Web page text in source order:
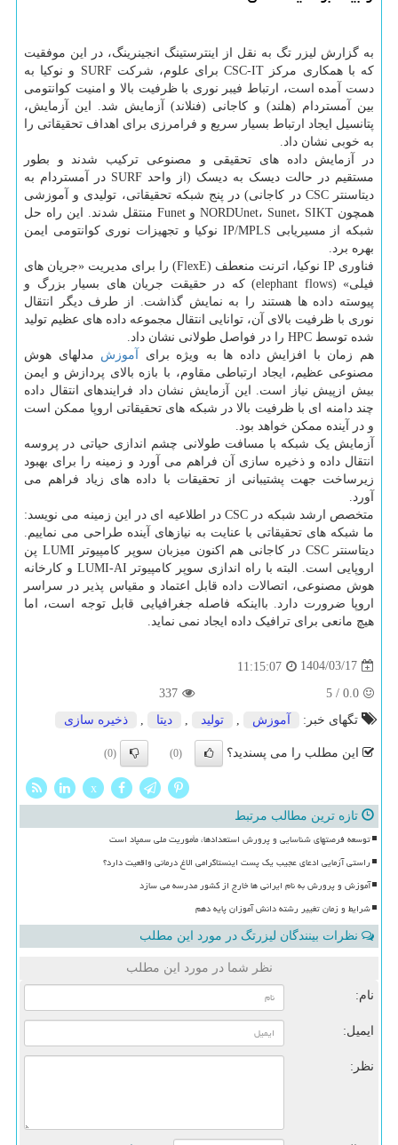
به گزارش لیزر تگ به نقل از اینترستینگ انجینرینگ، در این موفقیت
که با همکاری مرکز CSC-IT برای علوم، شرکت SURF و نوکیا به
دست آمده است، ارتباط فیبر نوری با ظرفیت بالا و امنیت کوانتومی
بین آمستردام (هلند) و کاجانی (فنلاند) آزمایش شد. این آزمایش،
پتانسیل ایجاد ارتباط بسیار سریع و فرامرزی برای اهداف تحقیقاتی را
به خوبی نشان داد.
در آزمایش داده های تحقیقی و مصنوعی ترکیب شدند و بطور
مستقیم در حالت دیسک به دیسک (از واحد SURF در آمستردام به
دیتاسنتر CSC در کاجانی) در پنج شبکه تحقیقاتی، تولیدی و آموزشی
همچون NORDUnet، Sunet، SIKT و Funet منتقل شدند. این راه حل
شبکه از مسیریابی IP/MPLS نوکیا و تجهیزات نوری کوانتومی ایمن
بهره برد.
فناوری IP نوکیا، اترنت منعطف (FlexE) را برای مدیریت «جریان های
فیلی» (elephant flows) که در حقیقت جریان های بسیار بزرگ و
پیوسته داده ها هستند را به نمایش گذاشت. از طرف دیگر انتقال
نوری با ظرفیت بالای آن، توانایی انتقال مجموعه داده های عظیم تولید
شده توسط HPC را در فواصل طولانی نشان داد.
هم زمان با افزایش داده ها به ویژه برای
آموزش مدلهای هوش
مصنوعی عظیم، ایجاد ارتباطی مقاوم، با بازه بالای پردازش و ایمن
بیش ازپیش نیاز است. این آزمایش نشان داد فرایندهای انتقال داده
چند دامنه ای با ظرفیت بالا در شبکه های تحقیقاتی اروپا ممکن است
و در آینده ممکن خواهد بود.
آزمایش یک شبکه با مسافت طولانی چشم اندازی حیاتی در پروسه
انتقال داده و ذخیره سازی آن فراهم می آورد و زمینه را برای بهبود
زیرساخت جهت پشتیبانی از تحقیقات با داده های زیاد فراهم می
آورد.
متخصص ارشد شبکه در CSC در اطلاعیه ای در این زمینه می نویسد:
ما شبکه های تحقیقاتی با عنایت به نیازهای آینده طراحی می نماییم.
دیتاسنتر CSC در کاجانی هم اکنون میزبان سوپر کامپیوتر LUMI پن
اروپایی است. البته با راه اندازی سوپر کامپیوتر LUMI-AI و کارخانه
هوش مصنوعی، اتصالات داده قابل اعتماد و مقیاس پذیر در سراسر
اروپا ضرورت دارد. بااینکه فاصله جغرافیایی قابل توجه است، اما
هیچ مانعی برای ترافیک داده ایجاد نمی نماید.
1404/03/17
11:15:07
0.0
/
5
337
تگهای خبر:
آموزش , تولید , دیتا , ذخیره سازی
این مطلب را می پسندید؟ (0)
(0)
x
تازه ترین مطالب مرتبط
توسعه فرصتهای شناسایی و پرورش استعدادها، مأموریت ملی سمپاد است
راستی آزمایی ادعای عجیب یک پست اینستاگرامی الاغ درمانی واقعیت دارد؟
آموزش و پرورش به نام ایرانی ها خارج از کشور مدرسه می سازد
شرایط و زمان تغییر رشته دانش آموزان پایه دهم
نظرات بینندگان لیزرتگ در مورد این مطلب
نظر شما در مورد این مطلب
نام:
ایمیل:
نظر: